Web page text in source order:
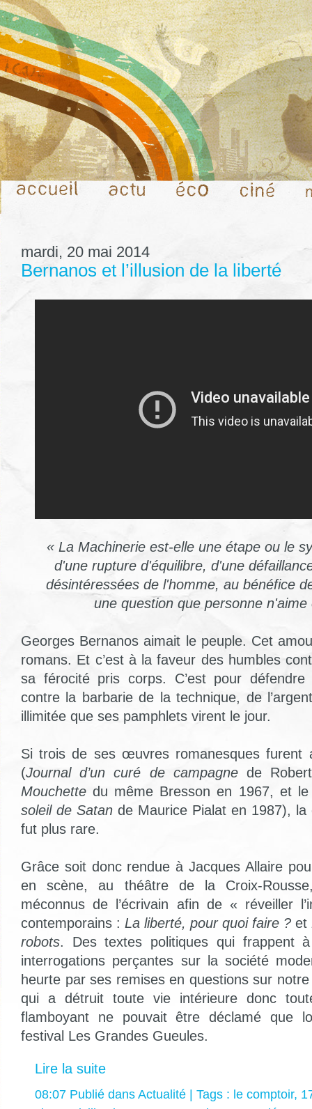
mardi, 20 mai 2014
Bernanos et l’illusion de la liberté
« La Machinerie est-elle une étape ou le
d'une rupture d'équilibre, d'une
désintéressées de l'homme, au bénéfice
une question que personne
Georges Bernanos aimait le peuple. Cet
romans. Et c’est à la faveur des humbles
sa férocité pris corps. C’est pour
contre la barbarie de la technique, de
illimitée que ses pamphlets virent le jour.
Si trois de ses œuvres romanesques furent
(Journal d’un curé de campagnede
Mouchette du même Bresson en 1967, et
soleil de Satan de Maurice Pialat en 1987), la
fut plus rare.
Grâce soit donc rendue à Jacques Allaire
en scène, au théâtre de la Croix-
méconnus de l’écrivain afin de « réveiller
contemporains : La liberté, pour quoi faire ? et
robots. Des textes politiques qui frappent
interrogations perçantes sur la société
heurte par ses remises en questions sur
qui a détruit toute vie intérieure donc
flamboyant ne pouvait être déclamé que
festival Les Grandes Gueules.
Lire la suite
08:07 Publié dans Actualité | Tags : le comptoir,